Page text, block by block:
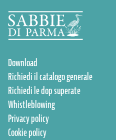
Download
Richiedi il catalogo generale
Richiedi le dop superate
Whistleblowing
Privacy policy
Cookie policy